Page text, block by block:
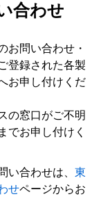
合わせ
お問い合わせ・
登録された各製
お申し付けくだ
の窓口がご不明
までお申し付けく
い合わせは、 東
せページからお